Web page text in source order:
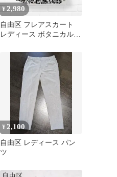
¥2,980
自由区 フレアスカート
レディース ボタニカル柄
¥ 2,100
自由区 レディース パン
ツ